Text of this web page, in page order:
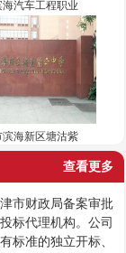
海汽车工程职业
滨海新区塘沽紫
查看更多
市财政局备案审批
标代理机构。公司
标准的独立开标、